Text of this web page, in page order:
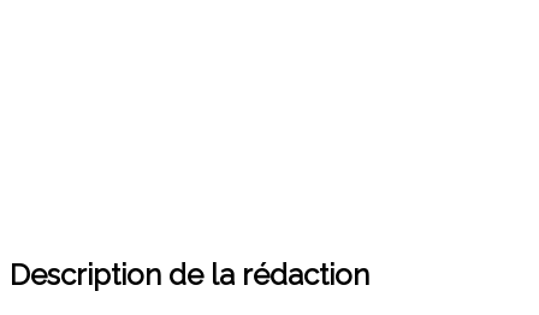
Description de la rédaction